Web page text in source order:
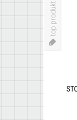
top produkt